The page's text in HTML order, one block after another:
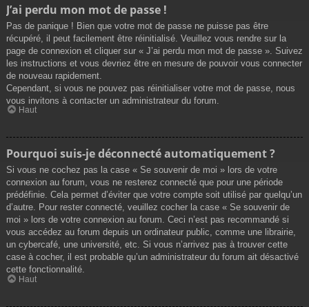
J’ai perdu mon mot de passe !
Pas de panique ! Bien que votre mot de passe ne puisse pas être
récupéré, il peut facilement être réinitialisé. Veuillez vous rendre sur la
page de connexion et cliquer sur « J’ai perdu mon mot de passe ». Suivez
les instructions et vous devriez être en mesure de pouvoir vous connecter
de nouveau rapidement.
Cependant, si vous ne pouvez pas réinitialiser votre mot de passe, nous
vous invitons à contacter un administrateur du forum.
Haut
Pourquoi suis-je déconnecté automatiquement ?
Si vous ne cochez pas la case « Se souvenir de moi » lors de votre
connexion au forum, vous ne resterez connecté que pour une période
prédéfinie. Cela permet d’éviter que votre compte soit utilisé par quelqu’un
d’autre. Pour rester connecté, veuillez cocher la case « Se souvenir de
moi » lors de votre connexion au forum. Ceci n’est pas recommandé si
vous accédez au forum depuis un ordinateur public, comme une librairie,
un cybercafé, une université, etc. Si vous n’arrivez pas à trouver cette
case à cocher, il est probable qu’un administrateur du forum ait désactivé
cette fonctionnalité.
Haut